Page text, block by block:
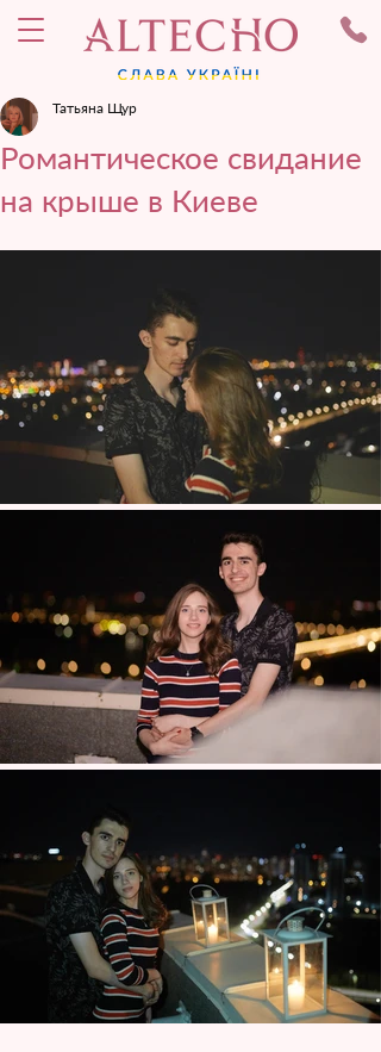
Романтическое свидание
на крыше в Киеве
Татьяна Щур